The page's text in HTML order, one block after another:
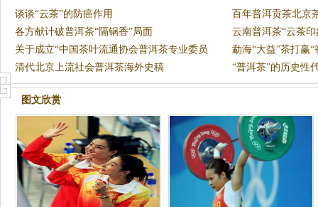
谈谈“云茶”的防癌作用
百年普洱贡茶北京
各方献计破普洱茶“隔锅香”局面
云南普洱茶“云茶
关于成立“中国茶叶流通协会普洱茶专业委员
会”的
勐海“大益”茶打赢“
清代北京上流社会普洱茶海外史稿
“普洱茶”的历史性
图文欣赏